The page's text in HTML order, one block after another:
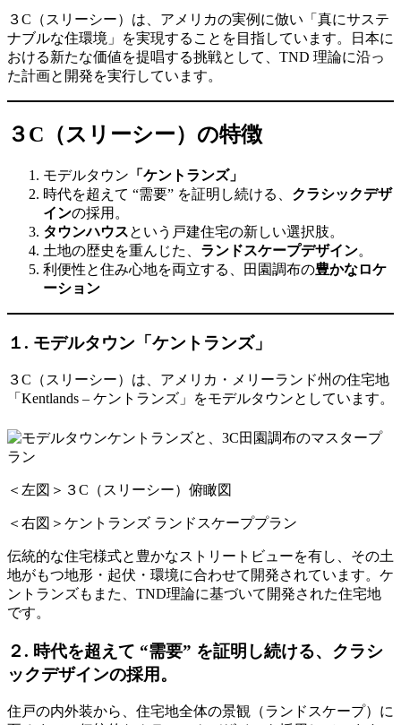
３C（スリーシー）は、アメリカの実例に倣い「真にサステ
ナブルな住環境」を実現することを目指しています。日本に
おける新たな価値を提唱する挑戦として、TND 理論に沿っ
た計画と開発を実行しています。
３C（スリーシー）の特徴
モデルタウン 「ケントランズ」
時代を超えて “需要” を証明し続ける、 クラシックデザ
インの採用。
タウンハウスという戸建住宅の新しい選択肢。
土地の歴史を重んじた、 ランドスケープデザイン。
利便性と住み心地を両立する、田園調布の豊かなロケ
ーション
１. モデルタウン「ケントランズ」
３C（スリーシー）は、アメリカ・メリーランド州の住宅地
「Kentlands – ケントランズ」をモデルタウンとしています。
＜左図＞３C（スリーシー）俯瞰図
＜右図＞ケントランズ ランドスケーププラン
伝統的な住宅様式と豊かなストリートビューを有し、その土
地がもつ地形・起伏・環境に合わせて開発されています。ケ
ントランズもまた、TND理論に基づいて開発された住宅地
です。
２. 時代を超えて “需要” を証明し続ける、クラシ
ックデザインの採用。
住戸の内外装から、住宅地全体の景観（ランドスケープ）に